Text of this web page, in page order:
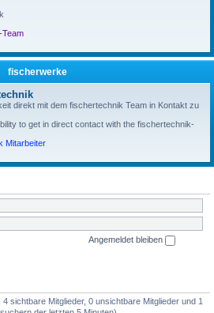
Team
fischerwerke
direkt mit dem fischertechnik Team in Kontakt zu
to get in direct contact with the fischertechnik-
Mitarbeiter
Angemeldet bleiben
4 sichtbare Mitglieder, 0 unsichtbare Mitglieder und 1